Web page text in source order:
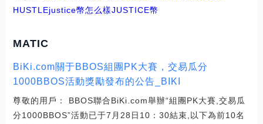
HUSTLEjustice幣怎么樣JUSTICE幣
MATIC
BiKi.com關于BBOS組團PK大賽，交易瓜分
1000BBOS活動獎勵發布的公告_BIKI
尊敬的用戶： BBOS聯合BiKi.com舉辦“組團PK大賽,交易瓜
分1000BBOS”活動已于7月28日10：30結束,以下為前10名